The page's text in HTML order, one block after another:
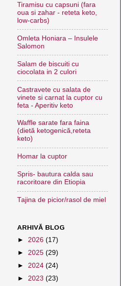
Tiramisu cu capsuni (fara
oua si zahar - reteta keto,
low-carbs)
Omleta Honiara – Insulele
Salomon
Salam de biscuiti cu
ciocolata in 2 culori
Castravete cu salata de
vinete si carnat la cuptor cu
feta - Aperitiv keto
Waffle sarate fara faina
(dietă ketogenică,reteta
keto)
Homar la cuptor
Spris- bautura calda sau
racoritoare din Etiopia
Tajina de picior/rasol de miel
ARHIVĂ BLOG
► 2026 (17)
► 2025 (29)
► 2024 (24)
► 2023 (23)